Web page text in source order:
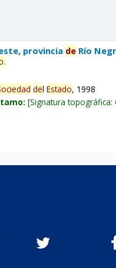
provincia de Río
.
delEstado, 1998
Signatura topográfica: